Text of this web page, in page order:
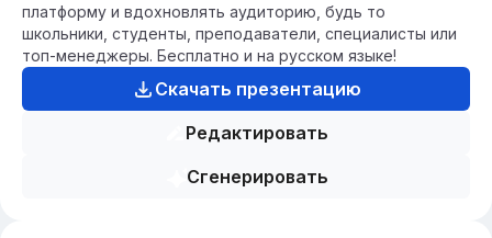
платформу и вдохновлять аудиторию, будь то
школьники, студенты, преподаватели, специалисты или
топ-менеджеры. Бесплатно и на русском языке!
Скачать презентацию
Редактировать
Сгенерировать